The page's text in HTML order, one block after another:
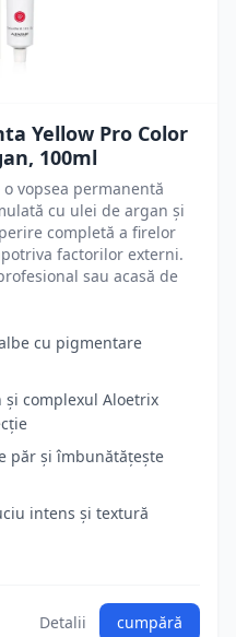
Yellow Pro Color
100ml
vopsea permanentă
cu ulei de argan și
completă a firelor
factorilor externi.
sau acasă de
cu pigmentare
și complexul Aloetrix
păr și îmbunătățește
intens și textură
Detalii cumpără